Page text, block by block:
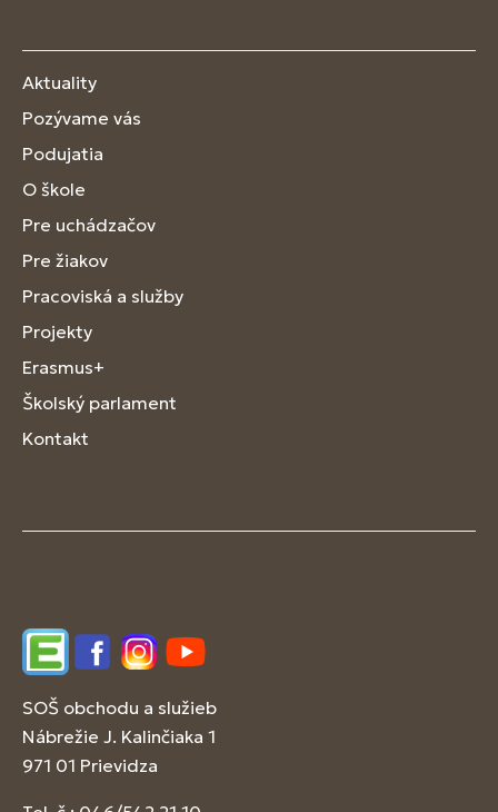
Aktuality
Pozývame vás
Podujatia
O škole
Pre uchádzačov
Pre žiakov
Pracoviská a služby
Projekty
Erasmus+
Školský parlament
Kontakt
EdupageFacebookInstagram
YouTube
SOŠ obchodu a služieb
Nábrežie J. Kalinčiaka 1
971 01 Prievidza